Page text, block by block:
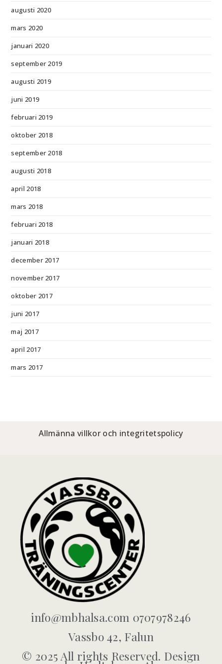
augusti 2020
mars 2020
januari 2020
september 2019
augusti 2019
juni 2019
februari 2019
oktober 2018
september 2018
augusti 2018
april 2018
mars 2018
februari 2018
januari 2018
december 2017
november 2017
oktober 2017
juni 2017
maj 2017
april 2017
mars 2017
Allmänna villkor och integritetspolicy
info@mbhalsa.com 0707978246
Vassbo 42, Falun
© 2025 All rights Reserved. Design